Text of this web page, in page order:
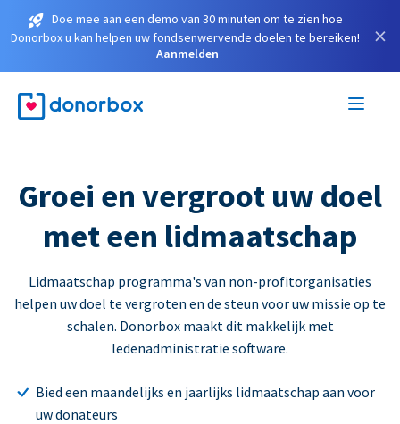
Doe mee aan een demo van 30 minuten om te zien hoe
Donorbox u kan helpen uw fondsenwervende doelen te bereiken!
Aanmelden
×
Groei en vergroot uw doel
met een lidmaatschap
Lidmaatschap programma's van non-profitorganisaties
helpen uw doel te vergroten en de steun voor uw missie op te
schalen. Donorbox maakt dit makkelijk met
ledenadministratie software.
Bied een maandelijks en jaarlijks lidmaatschap aan voor
uw donateurs